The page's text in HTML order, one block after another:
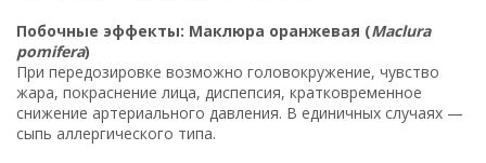
Побочные эффекты: Маклюра оранжевая (Maclura
pomifera)
При передозировке возможно головокружение, чувство
жара, покраснение лица, диспепсия, кратковременное
снижение артериального давления. В единичных случаях —
сыпь аллергического типа.